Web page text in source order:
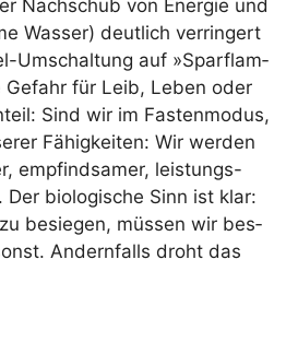
Nach­schub von Ener­gie und
Was­ser) deut­lich ver­rin­gert
Umschal­tung auf »Spar­flam­
für Leib, Leben oder
Sind wir im Fas­ten­mo­dus,
Fähig­kei­ten: Wir wer­den
emp­find­sa­mer, leis­tungs-
bio­lo­gi­sche Sinn ist klar:
besie­gen, müs­sen wir bes­
Andern­falls droht das